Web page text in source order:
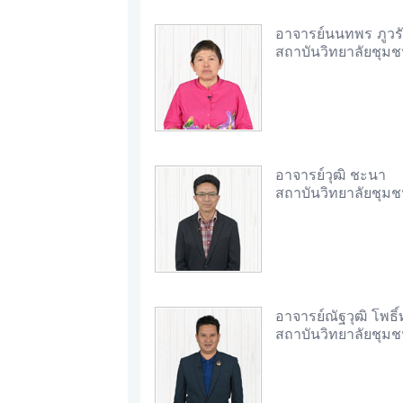
อาจารย์นนทพร ภูว
สถาบันวิทยาลัยชุม
อาจารย์วุฒิ ชะนา
สถาบันวิทยาลัยชุม
อาจารย์ณัฐวุฒิ โพ
สถาบันวิทยาลัยชุม